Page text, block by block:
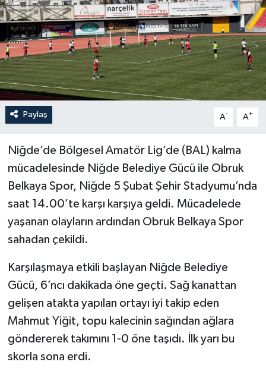
Paylaş A- A+
Niğde’de Bölgesel Amatör Lig’de (BAL) kalma
mücadelesinde Niğde Belediye Gücü ile Obruk
Belkaya Spor, Niğde 5 Şubat Şehir Stadyumu’nda
saat 14.00’te karşı karşıya geldi. Mücadelede
yaşanan olayların ardından Obruk Belkaya Spor
sahadan çekildi.
Karşılaşmaya etkili başlayan Niğde Belediye
Gücü, 6’ncı dakikada öne geçti. Sağ kanattan
gelişen atakta yapılan ortayı iyi takip eden
Mahmut Yiğit, topu kalecinin sağından ağlara
göndererek takımını 1-0 öne taşıdı. İlk yarı bu
skorla sona erdi.